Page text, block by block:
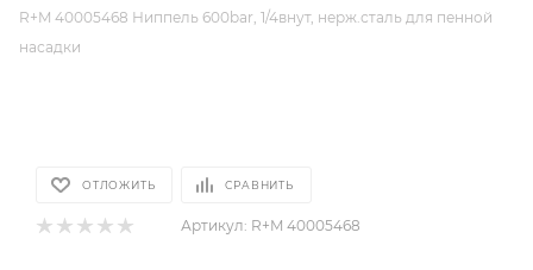
R+M 40005468 Ниппель 600bar, 1/4внут, нерж.сталь для пенной
насадки
ОТЛОЖИТЬ СРАВНИТЬ
Артикул: R+M 40005468